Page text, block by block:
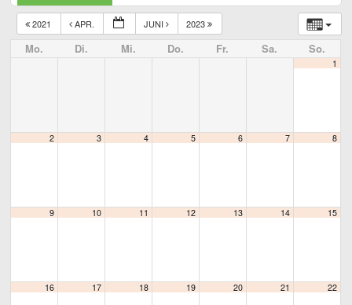
2021 APR. JUNI 2023
Mo. Di. Mi. Do. Fr. Sa. So.
1
2 3 4 5 6 7 8
9 10 11 12 13 14 15
16 17 18 19 20 21 22